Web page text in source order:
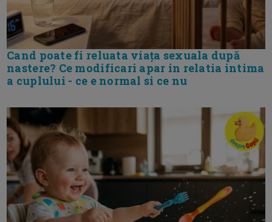
Cand poate fi reluata viața sexuala după
nastere? Ce modificari apar in relatia intima
a cuplului - ce e normal si ce nu